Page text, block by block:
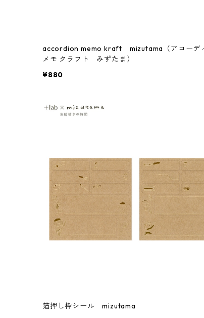
accordion memo kraft mizutama（アコーデ
メモ クラフト みずたま）
¥880
箔押し枠シール mizutama